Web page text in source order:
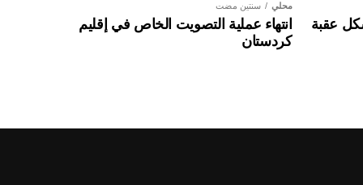
عقبة
محلي سنتين مضت
انتهاء عملية التصويت الخاص في إقليم
كردستان